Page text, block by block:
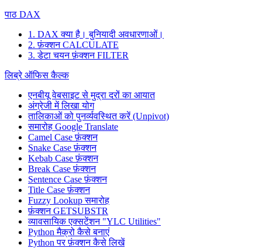
पाठ DAX
1. DAX क्या है। बुनियादी अवधारणाओं।
2. फ़ंक्शन CALCULATE
3. डेटा चयन फ़ंक्शन FILTER
लिब्रे ऑफिस कैल्क
एनबीयू वेबसाइट से मुद्रा दरों का आयात
अंग्रेजी में लिखा योग
तालिकाओं को पुनर्व्यवस्थित करें (Unpivot)
समारोह Google Translate
Camel Case फ़ंक्शन
Snake Case फ़ंक्शन
Kebab Case फ़ंक्शन
Break Case फ़ंक्शन
Sentence Case फ़ंक्शन
Title Case फ़ंक्शन
Fuzzy Lookupसमारोह
फ़ंक्शन GETSUBSTR
व्यावसायिक एक्सटेंशन "YLC Utilities"
Python मैक्रो कैसे बनाएं
Python पर फ़ंक्शन कैसे लिखें